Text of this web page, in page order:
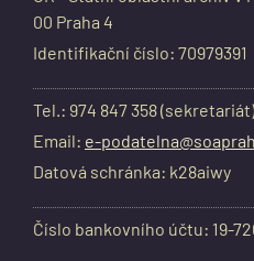
00 Praha 4
Identifikační číslo: 70979391
Tel.: 974 847 358 (sekretariát)
Email: e-
Datová schránka: k28aiwy
Číslo bankovního účtu: 19-